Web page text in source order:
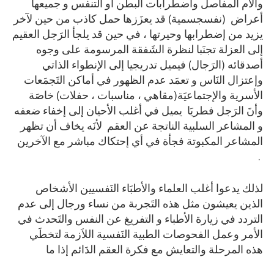
وآلام المفاصل واضطرابات البطن أو التنفس و جميعها
أعراض (نفسجسمية) قد يعزَزها حمل كاذب من حين لآخر
يزيد من إضطرابها وحيرتها ، في حين قد يلجأ الرَجل العقيم
إلى العزلة تجنَبا لنظرة الشَفقة المرسومة على وجوه
أصدقائه (الرَجال) فيميل تدريجيا إلى الإنطواء الذاتي
وإعتزال النَاس و تعمَد عدم الظهور في أماكن التَجمَعات
الأسرية والإجتماعيَة(مقاهي ، مناسبات ، حفلات) خاصَة
وأنَ الرَجل فطريَا يميل في أغلب الأحيان إلى إخفاء ضعفه
و المشاعر السلبية الناتجة عن العقم لأنَه يخاف أن تظهر
المشاعر المكبوتة فجأة في أي إحتكاك مباشر مع الآخرين
.
لذلك يدعوا أغلب العلماء والأطبَاء النَفسيين الأشخاص
الذين يعيشون مثل هذه التَجربة من نساء ورجال إلى عدم
التردد في زيارة الأطباء و التفريغ عن النفس والتَحدث في
الأمر وعمل الفحوصات الطبية النَفسية اللاَزمة لتخطَي
هذه المرحلة والتعايش مع فكرة العقم الدَائم إذا ما